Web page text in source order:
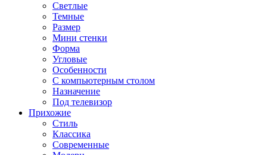
Светлые
Темные
Размер
Мини стенки
Форма
Угловые
Особенности
С компьютерным столом
Назначение
Под телевизор
Прихожие
Стиль
Классика
Современные